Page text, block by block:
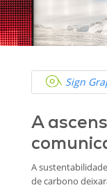
Sign
A
A
de carbono